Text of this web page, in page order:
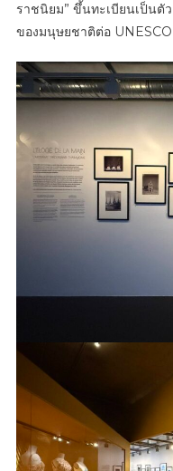
ราชนิยม” ขึ้นทะเบียนเป็นตั
ของมนุษยชาติต่อ